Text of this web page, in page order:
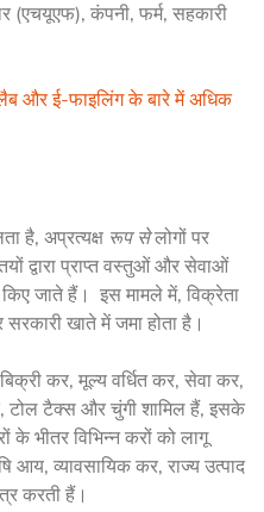
(एचयूएफ), कंपनी, फर्म, सहकारी
और ई-फाइलिंग के बारे में अधिक
है, अप्रत्यक्ष रूप से लोगों पर
द्वारा प्राप्त वस्तुओं और सेवाओं
जाते हैं।  इस मामले में, विक्रेता
खाते में जमा होता है।
कर, मूल्य वर्धित कर, सेवा कर,
टोल टैक्स और चुंगी शामिल हैं, इसके
के भीतर विभिन्न करों को लागू
आय, व्यावसायिक कर, राज्य उत्पाद
करती हैं।